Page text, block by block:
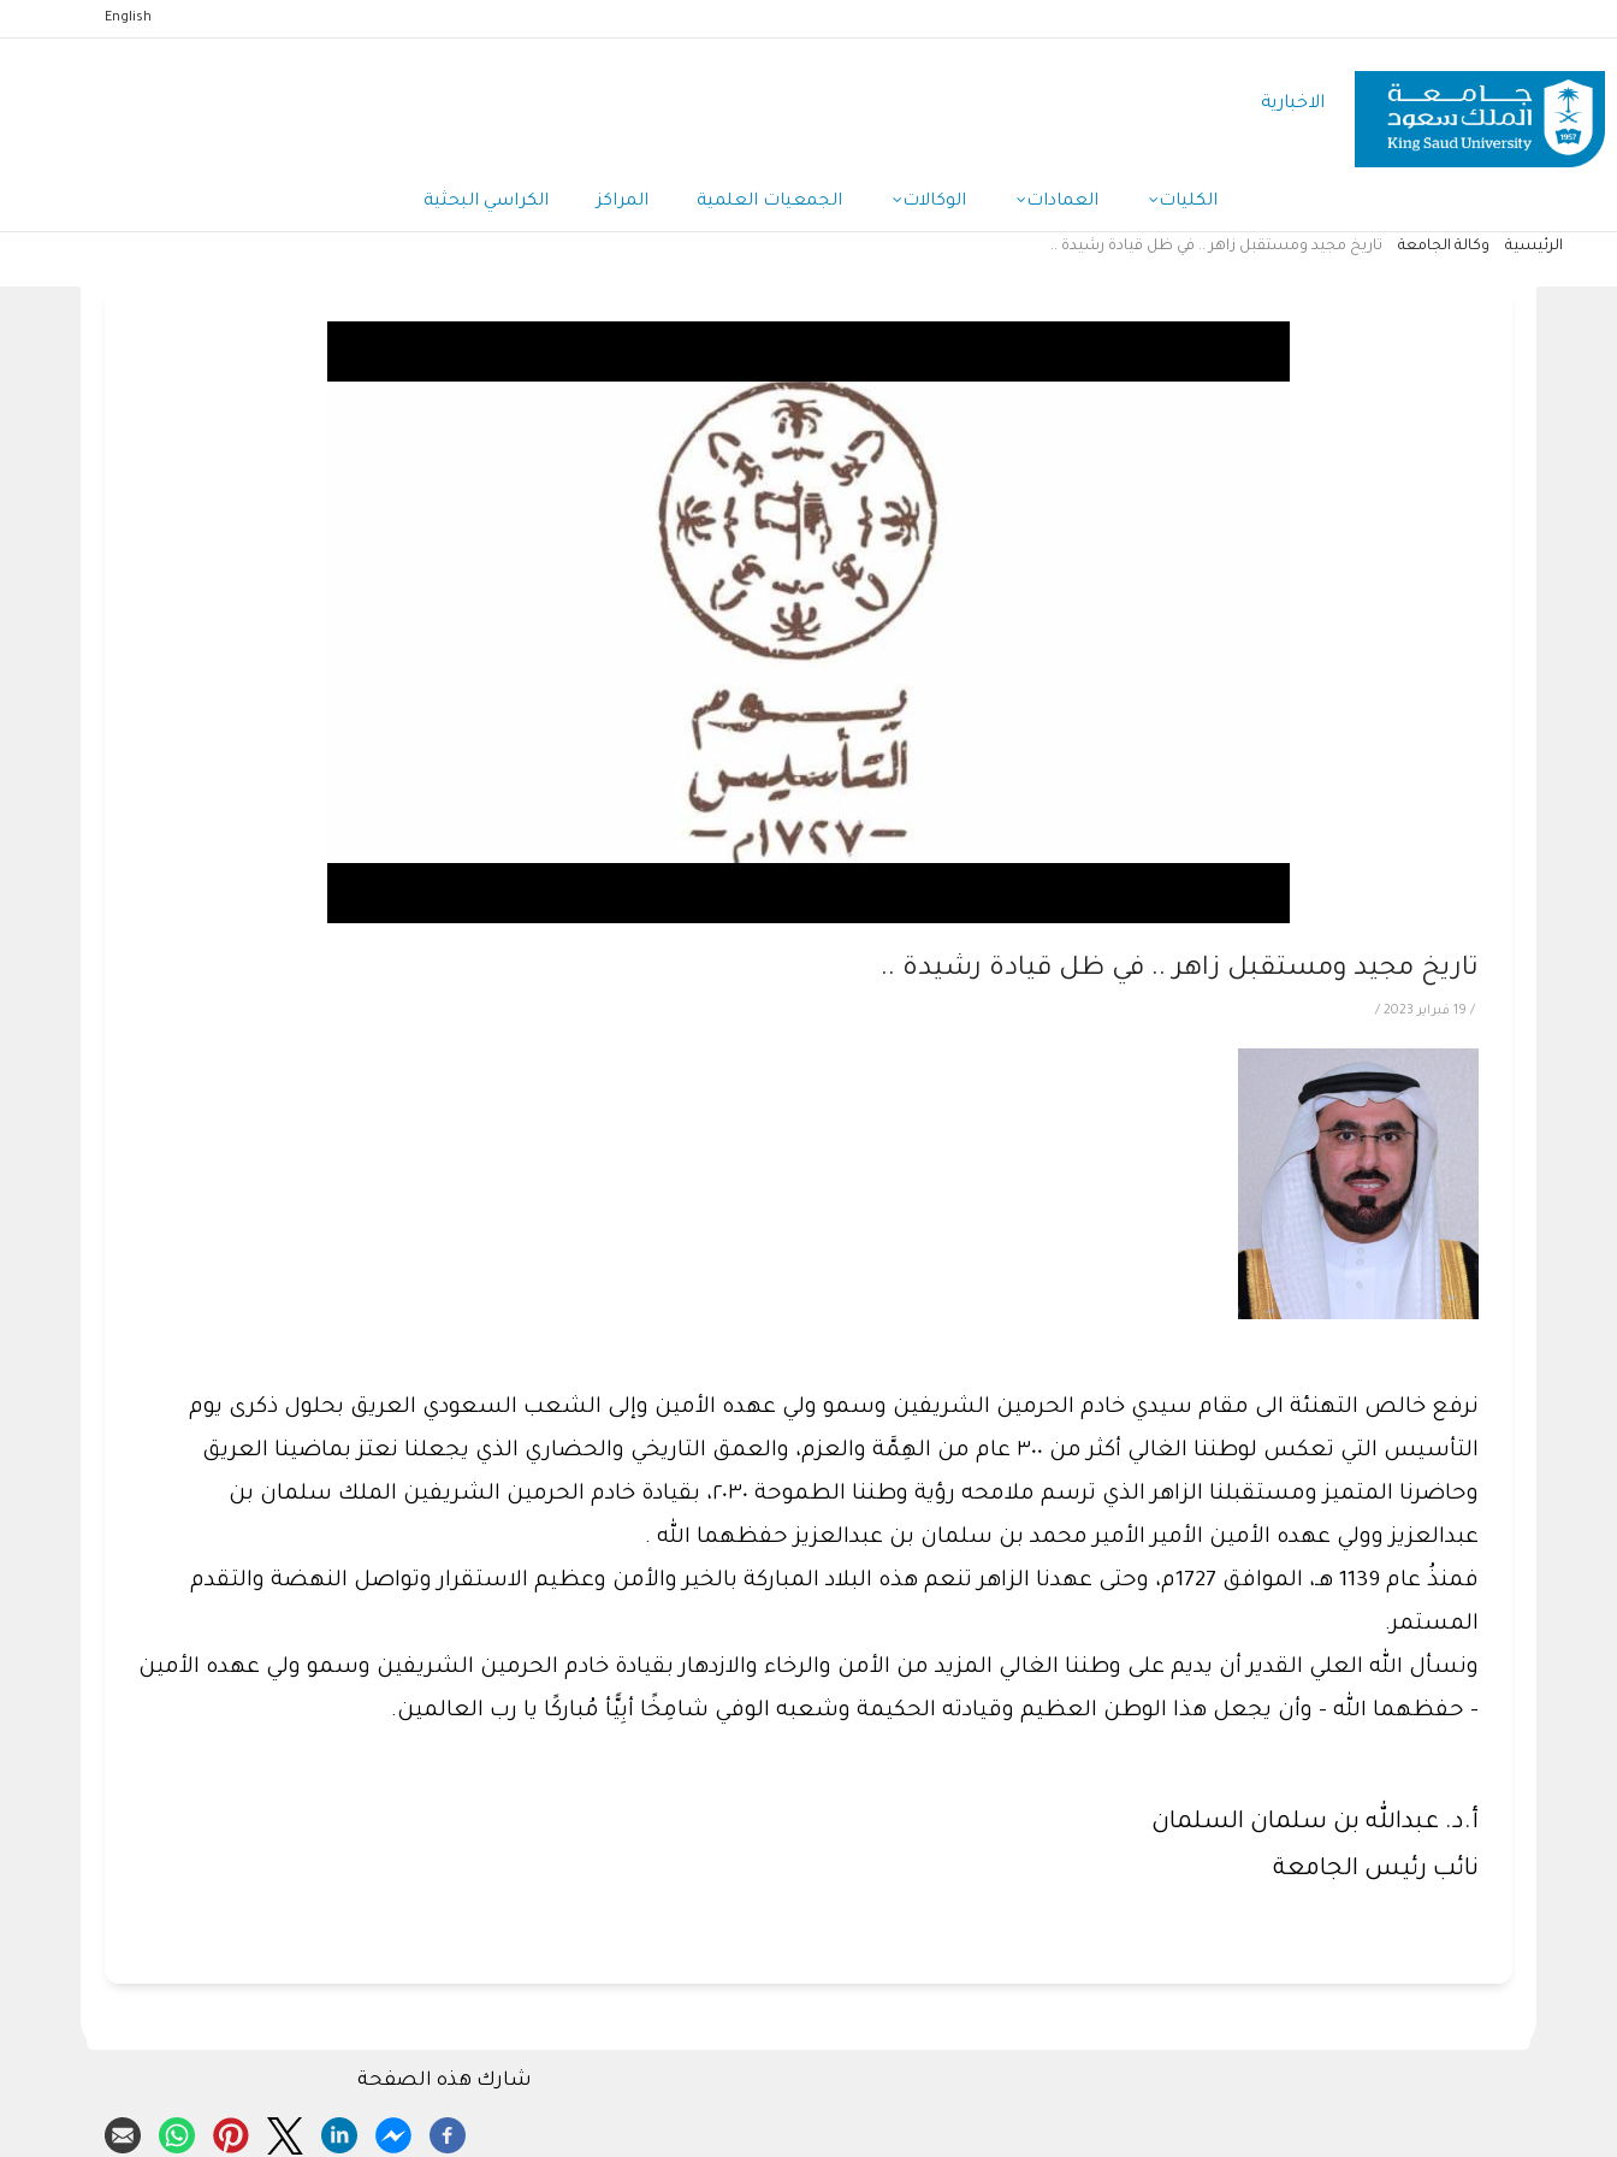
المحتوى
الرئيسي
English
الاخبارية
الكليات العمادات الوكالات الجمعيات العلمية المراكز الكراسي البحثية
الرئيسية وكالة الجامعة تاريخ مجيد ومستقبل زاهر .. في ظل قيادة رشيدة ..
تاريخ مجيد ومستقبل زاهر .. في ظل قيادة رشيدة ..
/ 19 فبراير 2023 /
نرفع خالص التهنئة الى مقام سيدي خادم الحرمين الشريفين وسمو ولي عهده الأمين وإلى الشعب السعودي العريق بحلول ذكرى يوم
التأسيس التي تعكس لوطننا الغالي أكثر من ٣٠٠ عام من الهِمَّة والعزم، والعمق التاريخي والحضاري الذي يجعلنا نعتز بماضينا العريق
وحاضرنا المتميز ومستقبلنا الزاهر الذي ترسم ملامحه رؤية وطننا الطموحة ٢٠٣٠، بقيادة خادم الحرمين الشريفين الملك سلمان بن
عبدالعزيز وولي عهده الأمين الأمير الأمير محمد بن سلمان بن عبدالعزيز حفظهما الله .
فمنذُ عام 1139 هـ، الموافق 1727م، وحتى عهدنا الزاهر تنعم هذه البلاد المباركة بالخير والأمن وعظيم الاستقرار وتواصل النهضة والتقدم
المستمر.
ونسأل الله العلي القدير أن يديم على وطننا الغالي المزيد من الأمن والرخاء والازدهار بقيادة خادم الحرمين الشريفين وسمو ولي عهده الأمين
- حفظهما الله – وأن يجعل هذا الوطن العظيم وقيادته الحكيمة وشعبه الوفي شامِخًا أبِيًّأ مُباركًا يا رب العالمين.
أ.د. عبدالله بن سلمان السلمان
نائب رئيس الجامعة
شارك هذه الصفحة